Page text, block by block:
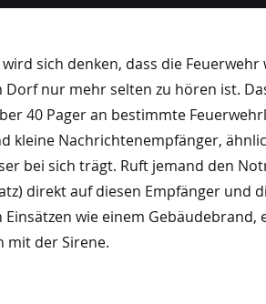
sich denken, dass die Feuerwehr
Dorf nur mehr selten zu hören ist.
40 Pager an bestimmte
kleine Nachrichtenempfänger,
bei sich trägt. Ruft jemand den
direkt auf diesen Empfänger und
wie einem
mit der Sirene.